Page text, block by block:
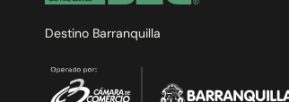
Destino Barranquilla